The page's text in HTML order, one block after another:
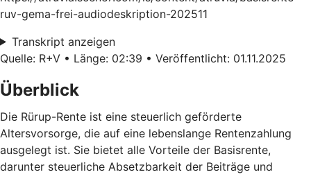
ruv-gema-frei-audiodeskription-202511
Transkript anzeigen
Quelle: R+V • Länge: 02:39 • Veröffentlicht: 01.11.2025
Überblick
Die Rürup-Rente ist eine steuerlich geförderte
Altersvorsorge, die auf eine lebenslange Rentenzahlung
ausgelegt ist. Sie bietet alle Vorteile der Basisrente,
darunter steuerliche Absetzbarkeit der Beiträge und